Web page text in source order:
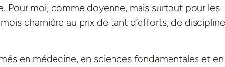
Pour moi, comme doyenne, mais surtout pour les
charnière au prix de tant d’efforts, de
en médecine, en sciences fondamentales et en